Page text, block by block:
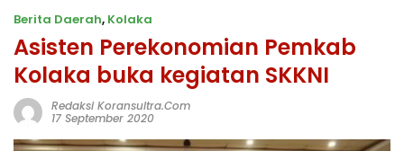
Berita Daerah, Kolaka
Asisten Perekonomian Pemkab
Kolaka buka kegiatan SKKNI
Redaksi Koransultra.com
17 September 2020